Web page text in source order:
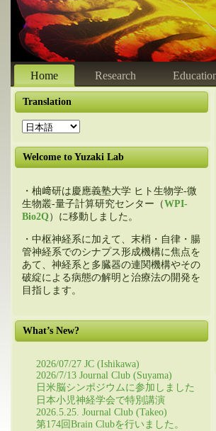
Home Research
Translation
Welcome to Yuzaki Lab
・柚﨑研は慶應義塾大学 ヒト生物学-微
生物叢-量子計算研究センター（WPI-
Bio2Q）に移動しました。
・中枢神経系に加えて、末梢・自律・腸
管神経系でのシナプス形成機構に焦点を
あて、神経系と多臓器の連関機構やその
破綻による病態の解明と治療法の開発を
目指します。
What’s New?
2026/07/27 JC (Ishikawa)
2026/7/13 Journal Club (Suyama)
日米脳シンポジウムに参加しました
日本小児神経学会で特別講演
2026.5.25. Journal Club (Takeo)
第174回Brain Clubを行いました。